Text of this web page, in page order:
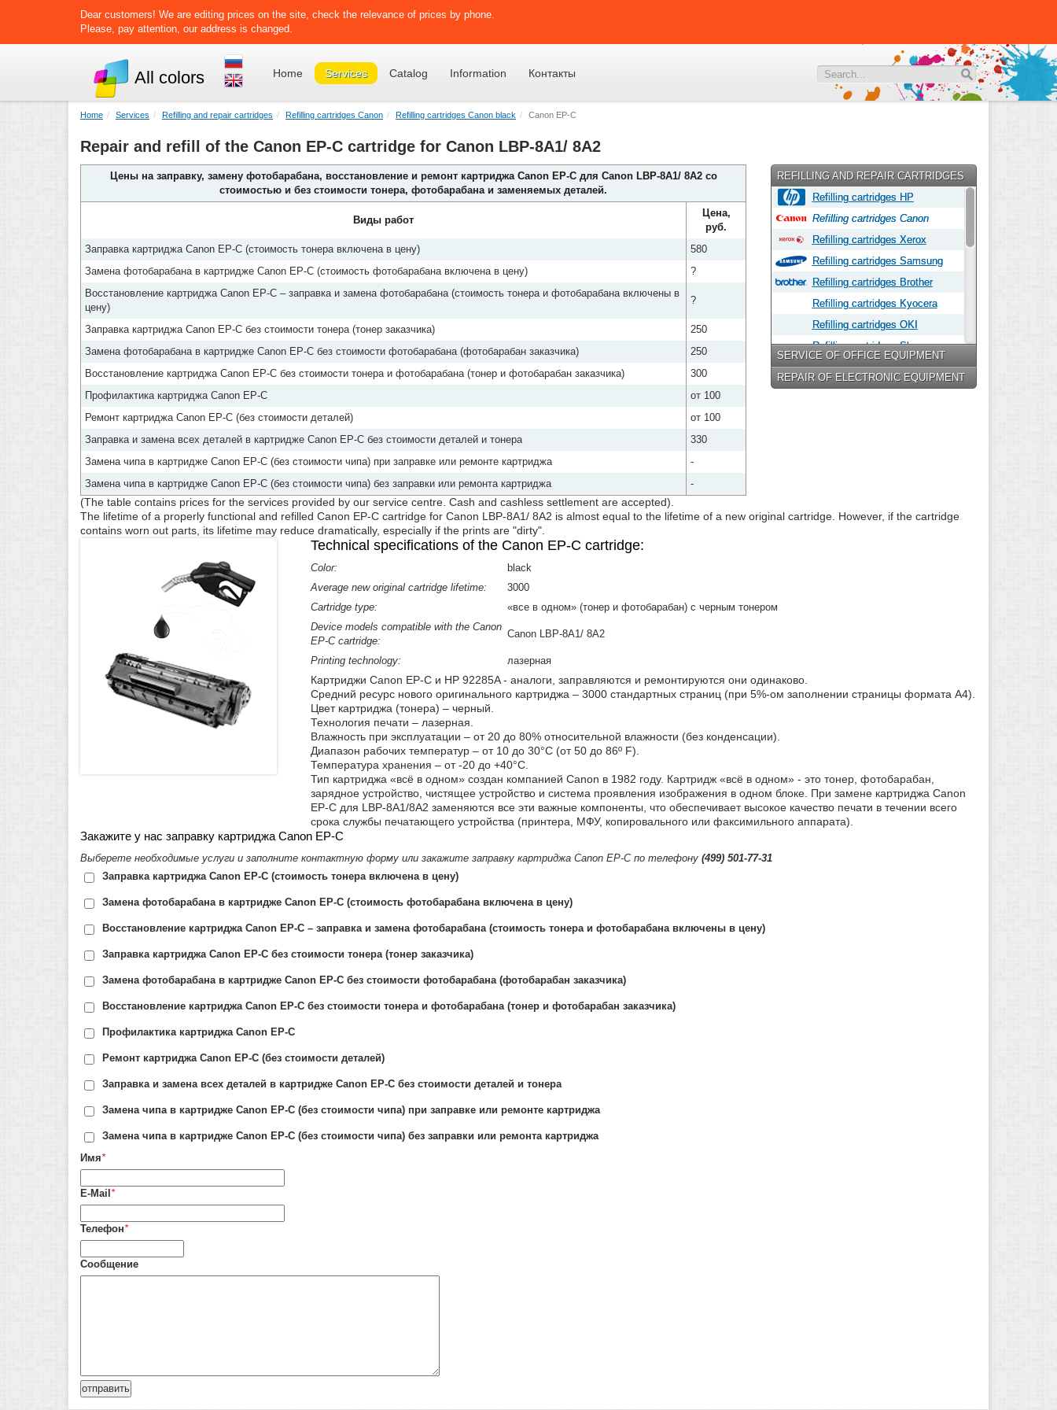
Dear customers! We are editing prices on the site, check the relevance of prices by phone.
Please, pay attention, our address is changed.
All colors Home Services Catalog Information Контакты
Home Services Refilling and repair cartridges Refilling cartridges Canon Refilling cartridges Canon black Canon EP-C
Repair and refill of the Canon EP-C cartridge for Canon LBP-8A1/ 8A2
Цены на заправку, замену фотобарабана, восстановление и ремонт картриджа Canon EP-C для Canon LBP-8A1/ 8A2 со
стоимостью и без стоимости тонера, фотобарабана и заменяемых деталей.
Виды работ
Цена,
руб.
Заправка картриджа Canon EP-C (стоимость тонера включена в цену)
580
Замена фотобарабана в картридже Canon EP-C (стоимость фотобарабана включена в цену)
?
Восстановление картриджа Canon EP-C – заправка и замена фотобарабана (стоимость тонера и фотобарабана включены в
цену)
?
Заправка картриджа Canon EP-C без стоимости тонера (тонер заказчика)
250
Замена фотобарабана в картридже Canon EP-C без стоимости фотобарабана (фотобарабан заказчика)
250
Восстановление картриджа Canon EP-C без стоимости тонера и фотобарабана (тонер и фотобарабан заказчика)
300
Профилактика картриджа Canon EP-C
от 100
Ремонт картриджа Canon EP-C (без стоимости деталей)
от 100
Заправка и замена всех деталей в картридже Canon EP-C без стоимости деталей и тонера
330
Замена чипа в картридже Canon EP-C (без стоимости чипа) при заправке или ремонте картриджа
-
Замена чипа в картридже Canon EP-C (без стоимости чипа) без заправки или ремонта картриджа
-
REFILLING AND REPAIR CARTRIDGES
Refilling cartridges HP
Refilling cartridges Canon
Refilling cartridges Xerox
Refilling cartridges Samsung
Refilling cartridges Brother
Refilling cartridges Kyocera
Refilling cartridges OKI
Refilling cartridges Sharp
Refilling cartridges Epson
Refilling cartridges Panasonic
Refilling cartridges Mita
SERVICE OF OFFICE EQUIPMENT
REPAIR OF ELECTRONIC EQUIPMENT
(The table contains prices for the services provided by our service centre. Cash and cashless settlement are accepted).
The lifetime of a properly functional and refilled Canon EP-C cartridge for Canon LBP-8A1/ 8A2 is almost equal to the lifetime of a new original cartridge. However, if the cartridge
contains worn out parts, its lifetime may reduce dramatically, especially if the prints are "dirty".
Technical specifications of the Canon EP-C cartridge:
Color:
black
Average new original cartridge lifetime:
3000
Cartridge type:
«все в одном» (тонер и фотобарабан) с черным тонером
Device models compatible with the Canon
EP-C cartridge:
Canon LBP-8A1/ 8A2
Printing technology:
лазерная
Картриджи Canon EP-C и HP 92285A - аналоги, заправляются и ремонтируются они одинаково.
Средний ресурс нового оригинального картриджа – 3000 стандартных страниц (при 5%-ом заполнении страницы формата А4).
Цвет картриджа (тонера) – черный.
Технология печати – лазерная.
Влажность при эксплуатации – от 20 до 80% относительной влажности (без конденсации).
Диапазон рабочих температур – от 10 до 30°С (от 50 до 86º F).
Температура хранения – от -20 до +40°C.
Тип картриджа «всё в одном» создан компанией Canon в 1982 году. Картридж «всё в одном» - это тонер, фотобарабан,
зарядное устройство, чистящее устройство и система проявления изображения в одном блоке. При замене картриджа Canon
EP-C для LBP-8A1/8A2 заменяются все эти важные компоненты, что обеспечивает высокое качество печати в течении всего
срока службы печатающего устройства (принтера, МФУ, копировального или факсимильного аппарата).
Закажите у нас заправку картриджа Canon EP-C
Выберете необходимые услуги и заполните контактную форму или закажите заправку картриджа Canon EP-C по телефону (499) 501-77-31
Заправка картриджа Canon EP-C (стоимость тонера включена в цену)
Замена фотобарабана в картридже Canon EP-C (стоимость фотобарабана включена в цену)
Восстановление картриджа Canon EP-C – заправка и замена фотобарабана (стоимость тонера и фотобарабана включены в цену)
Заправка картриджа Canon EP-C без стоимости тонера (тонер заказчика)
Замена фотобарабана в картридже Canon EP-C без стоимости фотобарабана (фотобарабан заказчика)
Восстановление картриджа Canon EP-C без стоимости тонера и фотобарабана (тонер и фотобарабан заказчика)
Профилактика картриджа Canon EP-C
Ремонт картриджа Canon EP-C (без стоимости деталей)
Заправка и замена всех деталей в картридже Canon EP-C без стоимости деталей и тонера
Замена чипа в картридже Canon EP-C (без стоимости чипа) при заправке или ремонте картриджа
Замена чипа в картридже Canon EP-C (без стоимости чипа) без заправки или ремонта картриджа
Имя*
E-Mail *
Телефон*
Сообщение